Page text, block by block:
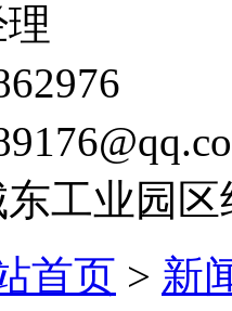
工业园区
首页 > 新